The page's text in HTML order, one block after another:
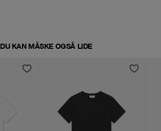
DU KAN MÅSKE OGSÅ LIDE